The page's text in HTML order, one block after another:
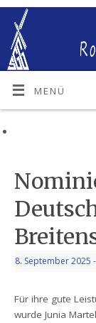
MENÜ
8. September 2025
Für ihre gute
wurde Junia